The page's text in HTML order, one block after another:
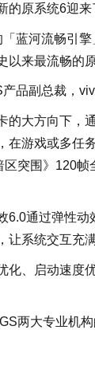
原系统6迎
蓝河流畅引
来最流畅的原
品副总裁，
的大方向下，
在游戏或多任
突围》120
6.0通过弹性
系统交互充
化、启动速度
两大专业机